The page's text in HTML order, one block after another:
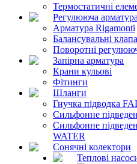
Термостатичні
Регулююча арматура
Арматура Rigamonti
Балансувальні
Поворотні
Запірна арматура
Крани кульові
Фітинги
Шланги
Гнучка підводка
Сильфонне
Сильфонне
WATER
Сонячні колектори
Теплові